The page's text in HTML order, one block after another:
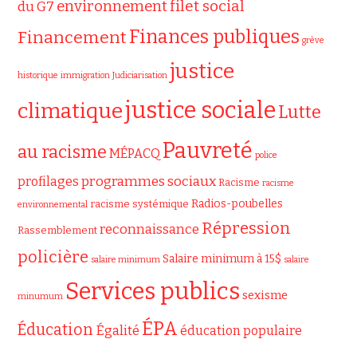
du G7 environnementfilet social
FinancementFinances publiques grève
historique immigration Judiciarisation justice
climatiquejustice socialeLutte
au racisme MÉPACQ Pauvreté police
profilages programmes sociaux Racisme racisme
environnemental racisme systémique Radios-poubelles
Rassemblement reconnaissance Répression
policière salaire minimum Salaire minimum à 15$ salaire
minumum Services publics sexisme
Éducation Égalité ÉPA éducation populaire